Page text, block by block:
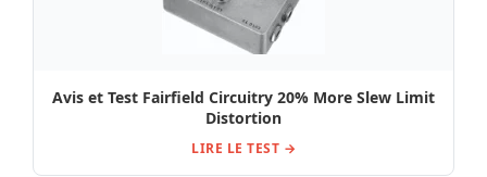
Avis et Test Fairfield Circuitry 20% More Slew Limit
Distortion
LIRE LE TEST →